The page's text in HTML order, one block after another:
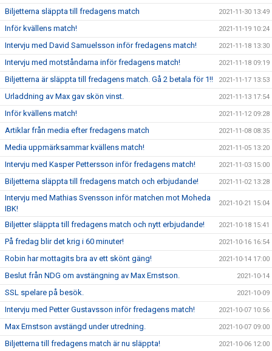
Biljetterna släppta till fredagens match 2021-11-30 13:49
Inför kvällens match! 2021-11-19 10:24
Intervju med David Samuelsson inför fredagens match! 2021-11-18 13:30
Intervju med motståndarna inför fredagens match! 2021-11-18 09:19
Biljetterna är släppta till fredagens match. Gå 2 betala för 1!! 2021-11-17 13:53
Urladdning av Max gav skön vinst. 2021-11-13 17:54
Inför kvällens match! 2021-11-12 09:28
Artiklar från media efter fredagens match 2021-11-08 08:35
Media uppmärksammar kvällens match! 2021-11-05 13:20
Intervju med Kasper Pettersson inför fredagens match! 2021-11-03 15:00
Biljetterna släppta till fredagens match och erbjudande! 2021-11-02 13:28
Intervju med Mathias Svensson inför matchen mot Moheda
IBK!
2021-10-21 15:04
Biljetter släppta till fredagens match och nytt erbjudande! 2021-10-18 15:41
På fredag blir det krig i 60 minuter! 2021-10-16 16:54
Robin har mottagits bra av ett skönt gäng! 2021-10-14 17:00
Beslut från NDG om avstängning av Max Ernstson. 2021-10-14
SSL spelare på besök. 2021-10-09
Intervju med Petter Gustavsson inför fredagens match! 2021-10-07 10:56
Max Ernstson avstängd under utredning. 2021-10-07 09:00
Biljetterna till fredagens match är nu släppta! 2021-10-06 12:00